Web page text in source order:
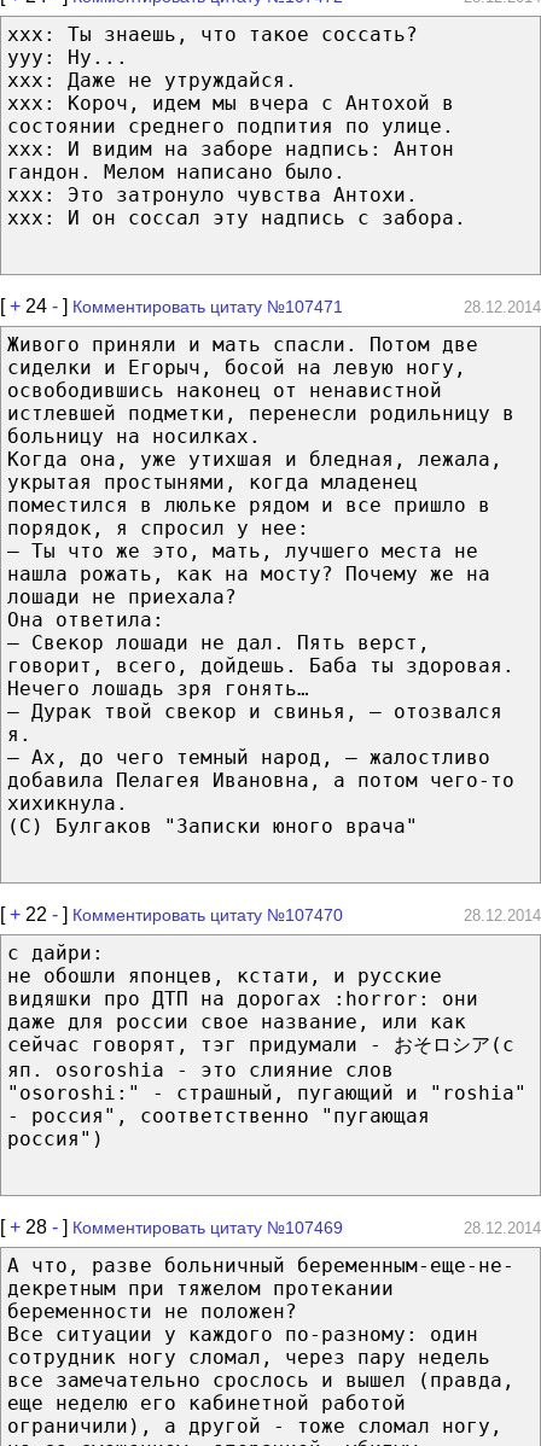
ххх: Ты знаешь, что такое соссать?
ууу: Ну...
ххх: Даже не утруждайся.
ххх: Короч, идем мы вчера с Антохой в
состоянии среднего подпития по улице.
ххх: И видим на заборе надпись: Антон
гандон. Мелом написано было.
ххх: Это затронуло чувства Антохи.
ххх: И он соссал эту надпись с забора.
[+ 24 - ] Комментировать цитату №107471 28.12.2014
Живого приняли и мать спасли. Потом две
сиделки и Егорыч, босой на левую ногу,
освободившись наконец от ненавистной
истлевшей подметки, перенесли родильницу в
больницу на носилках.
Когда она, уже утихшая и бледная, лежала,
укрытая простынями, когда младенец
поместился в люльке рядом и все пришло в
порядок, я спросил у нее:
— Ты что же это, мать, лучшего места не
нашла рожать, как на мосту? Почему же на
лошади не приехала?
Она ответила:
— Свекор лошади не дал. Пять верст,
говорит, всего, дойдешь. Баба ты здоровая.
Нечего лошадь зря гонять…
— Дурак твой свекор и свинья, — отозвался
я.
— Ах, до чего темный народ, — жалостливо
добавила Пелагея Ивановна, а потом чего-то
хихикнула.
(С) Булгаков "Записки юного врача"
[+ 22 - ] Комментировать цитату №107470 28.12.2014
с дайри:
не обошли японцев, кстати, и русские
видяшки про ДТП на дорогах :horror: они
даже для россии свое название, или как
сейчас говорят, тэг придумали - おそロシア(с
яп. osoroshia - это слияние слов
"osoroshi:" - страшный, пугающий и "roshia"
- россия", соответственно "пугающая
россия")
[+ 28 - ] Комментировать цитату №107469 28.12.2014
А что, разве больничный беременным-еще-не-
декретным при тяжелом протекании
беременности не положен?
Все ситуации у каждого по-разному: один
сотрудник ногу сломал, через пару недель
все замечательно срослось и вышел (правда,
еще неделю его кабинетной работой
ограничили), а другой - тоже сломал ногу,